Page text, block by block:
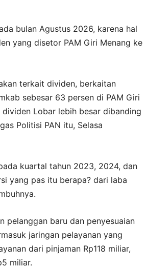
bulan Agustus 2026, karena hal
yang disetor PAM Giri Menang ke
terkait dividen, berkaitan
sebesar 63 persen di PAM Giri
Lobar lebih besar dibanding
Politisi PAN itu, Selasa
kuartal tahun 2023, 2024, dan
yang pas itu berapa? dari laba
pelanggan baru dan penyesuaian
jaringan pelayanan yang
dari pinjaman Rp118 miliar,
miliar.